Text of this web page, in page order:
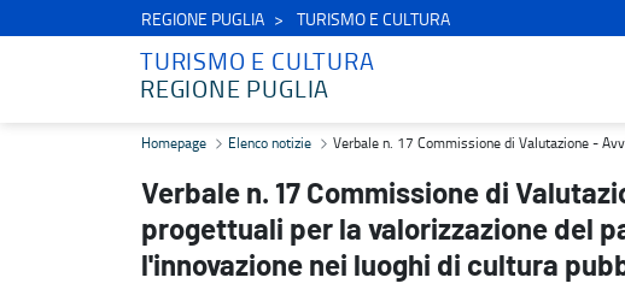
REGIONE PUGLIA TURISMO E CULTURA
TURISMO E CULTURA
REGIONE PUGLIA
Verbale n. 17 Commissione di Valutazione - Avviso Pubblico proposte
Homepage Elenco notizie Verbale n. 17 Commissione di Valutazione -
Verbale n. 17 Commissione di
progettuali per la valorizzazione del
l'innovazione nei luoghi di cultura